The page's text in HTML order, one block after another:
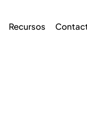
Recursos